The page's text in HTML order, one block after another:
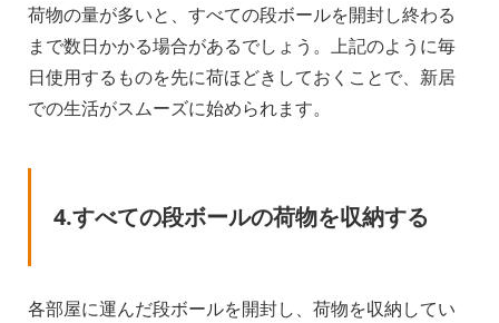
荷物の量が多いと、すべての段ボールを開封し終わる
まで数日かかる場合があるでしょう。上記のように毎
日使用するものを先に荷ほどきしておくことで、新居
での生活がスムーズに始められます。
4.すべての段ボールの荷物を収納する
各部屋に運んだ段ボールを開封し、荷物を収納してい